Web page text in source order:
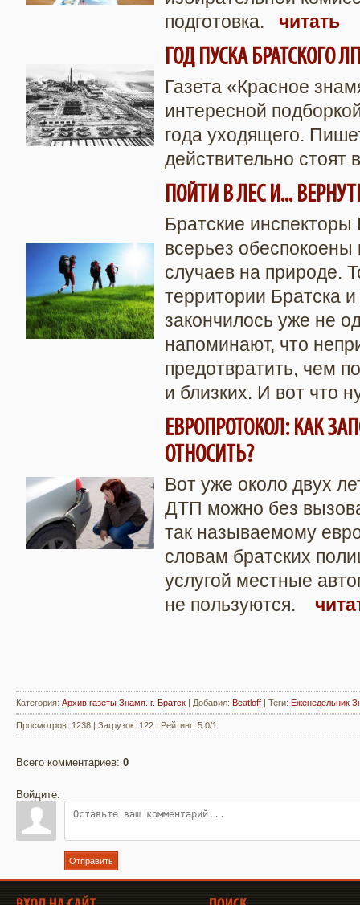
подготовка. читать
ГОД ПУСКА БРАТСКОГО
Газета «Красное
интересной
года уходящего.
действительно
ПОЙТИ В ЛЕС И...
Братские
всерьез
случаев на природе.
территории Братска
закончилось уже не
напоминают, что
предотвратить, чем
и близких. И вот
ЕВРОПРОТОКОЛ: КАК
ОТНОСИТЬ?
Вот уже около двух
ДТП можно без
так называемому
словам братских
услугой местные
не пользуются.
Категория: Архив газеты Знамя. г. Братск | Добавил: Beatloff | Теги: Еженедельник
Просмотров: 1238 | Загрузок: 122 | Рейтинг: 5.0/1
Всего комментариев: 0
Войдите:
Отправить